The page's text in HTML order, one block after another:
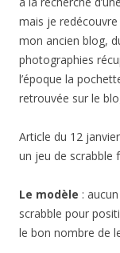
mais je
mon ancien blog,
photographies
l’époque la
retrouvée sur le
Article du 12
un jeu de scrabble
Le modèle :
scrabble pour
le bon nombre de